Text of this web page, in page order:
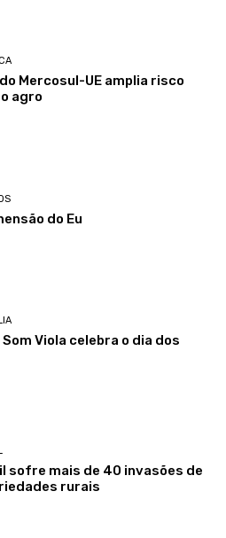
Mercosul-UE amplia risco
agro
do Eu
Viola celebra o dia dos
sofre mais de 40 invasões de
rurais